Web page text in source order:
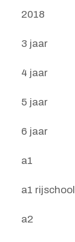
2018
3 jaar
4 jaar
5 jaar
6 jaar
a1
a1 rijschool
a2